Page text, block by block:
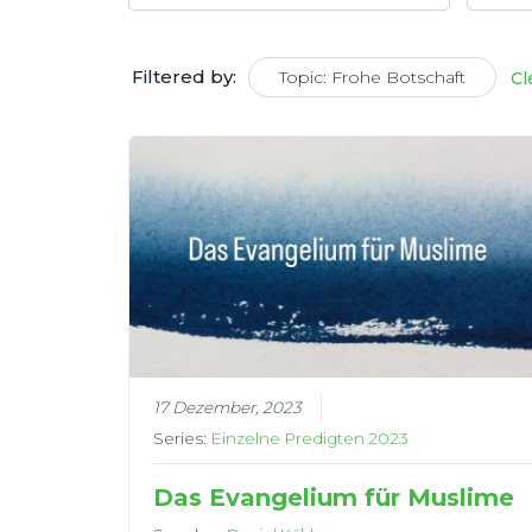
Filtered by: Topic: Frohe Botschaft
17 Dezember, 2023
Series: Einzelne Predigten 2023
Das Evangelium für Muslime